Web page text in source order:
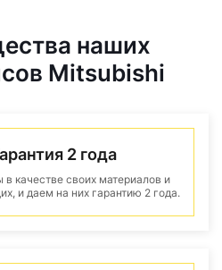
наших
Mitsubishi
2 года
качестве своих материалов и
и даем на них гарантию 2 года.